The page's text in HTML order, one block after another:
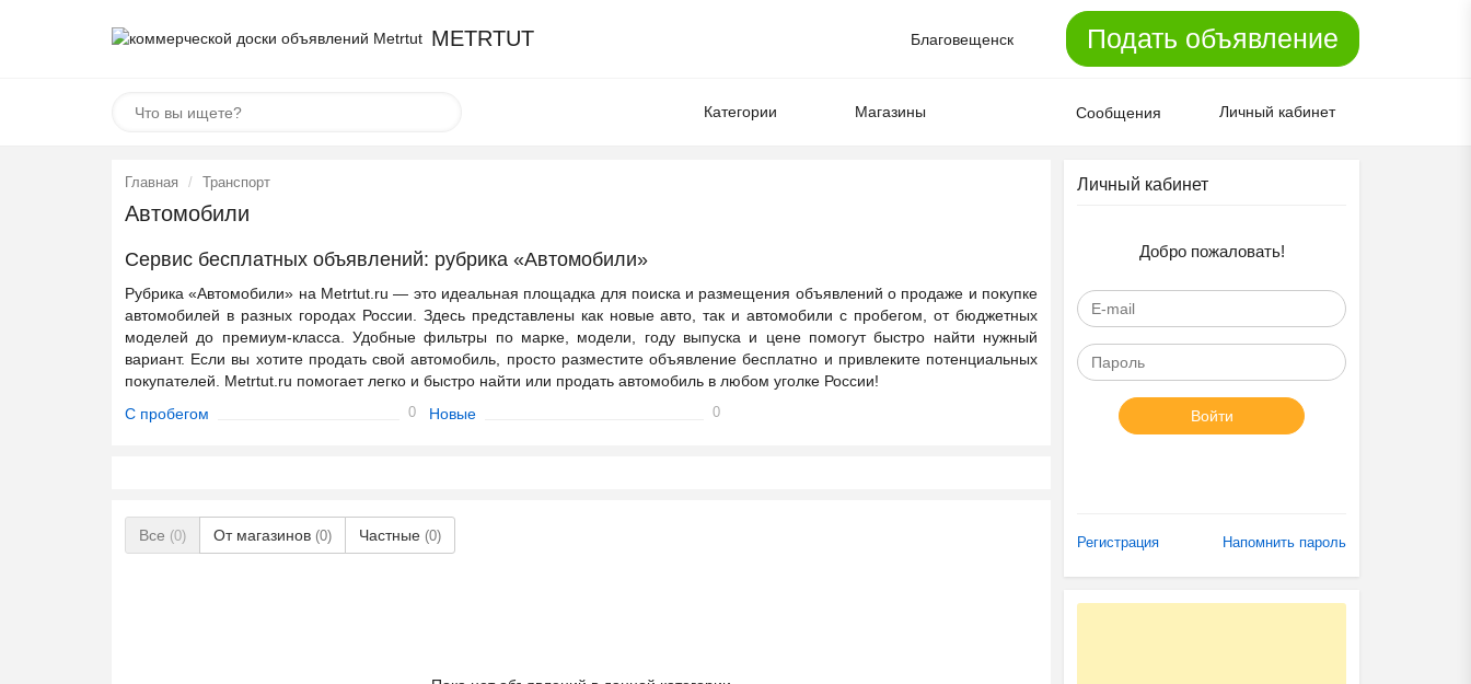
METRTUT Благовещенск Подать объявление
Категории Магазины Сообщения Личный кабинет
Главная Транспорт
Автомобили
Сервис бесплатных объявлений: рубрика «Автомобили»
Рубрика «Автомобили» на Metrtut.ru — это идеальная площадка для поиска и размещения объявлений о продаже и покупке
автомобилей в разных городах России. Здесь представлены как новые авто, так и автомобили с пробегом, от бюджетных
моделей до премиум-класса. Удобные фильтры по марке, модели, году выпуска и цене помогут быстро найти нужный
вариант. Если вы хотите продать свой автомобиль, просто разместите объявление бесплатно и привлеките потенциальных
покупателей. Metrtut.ru помогает легко и быстро найти или продать автомобиль в любом уголке России!
С пробегом
0 Новые 0
Все (0) От магазинов (0) Частные (0)
Личный кабинет
Добро пожаловать!
Войти
Регистрация Напомнить пароль